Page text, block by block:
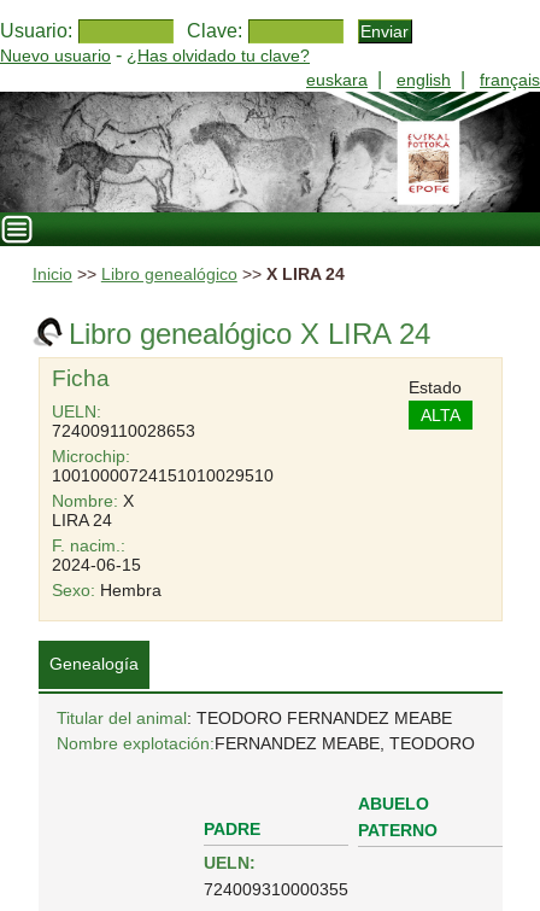
Usuario: Clave:
Nuevo usuario - ¿Has olvidado tu clave?
euskara
english français
Inicio>> Libro genealógico>> X LIRA 24
Libro genealógico X LIRA 24
Ficha
UELN:
724009110028653
Microchip:
10010000724151010029510
Nombre: X
LIRA 24
F. nacim.:
2024-06-15
Sexo: Hembra
Estado
ALTA
Genealogía
Titular del animal: TEODORO FERNANDEZ MEABE
Nombre explotación:FERNANDEZ MEABE, TEODORO
PADRE
UELN:
724009310000355
ABUELO
PATERNO